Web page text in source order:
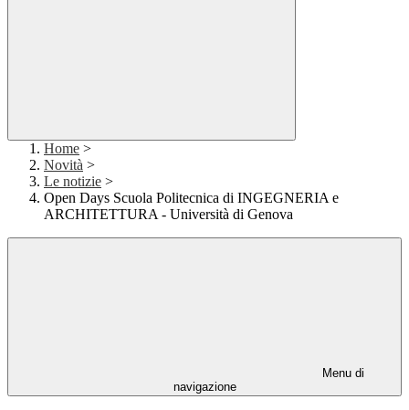
Home >
Novità >
Le notizie >
Open Days Scuola Politecnica di INGEGNERIA e
ARCHITETTURA - Università di Genova
Menu di
navigazione